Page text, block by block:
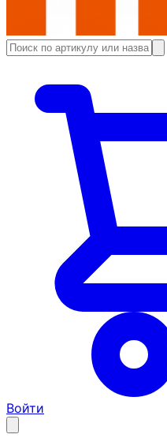
Войти